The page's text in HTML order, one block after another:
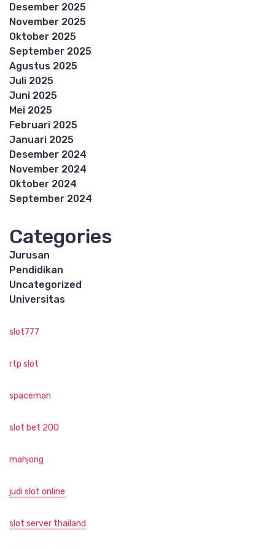
Desember 2025
November 2025
Oktober 2025
September 2025
Agustus 2025
Juli 2025
Juni 2025
Mei 2025
Februari 2025
Januari 2025
Desember 2024
November 2024
Oktober 2024
September 2024
Categories
Jurusan
Pendidikan
Uncategorized
Universitas
slot777
rtp slot
spaceman
slot bet 200
mahjong
judi slot online
slot server thailand